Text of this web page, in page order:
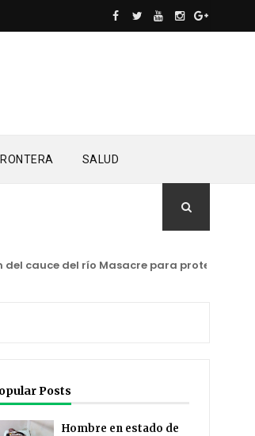
SALUD
cauce del río Masacre para proteger la
Posts
Hombre en estado de